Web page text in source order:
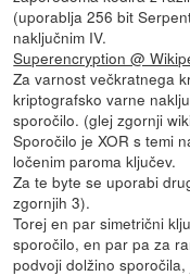
(uporablja 256 bit
naključnim IV.
Superencryption @
Za varnost večkratnega
kriptografsko varne
sporočilo. (glej zgornji
Sporočilo je XOR s temi
ločenim paroma ključev.
Za te byte se uporabi
zgornjih 3).
Torej en par simetrični
sporočilo, en par pa za
podvoji dolžino